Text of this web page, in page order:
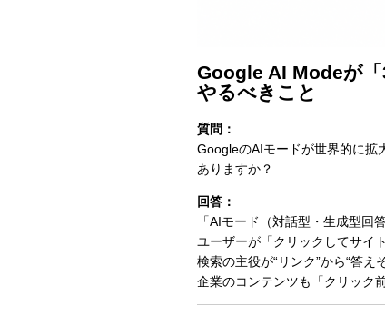
Google AI Modeが「
やるべきこと
質問：
GoogleのAIモードが世界的に拡
ありますか？
回答：
「AIモード（対話型・生成型回
ユーザーが「クリックしてサイ
検索の主役が“リンク”から“答え
企業のコンテンツも「クリック